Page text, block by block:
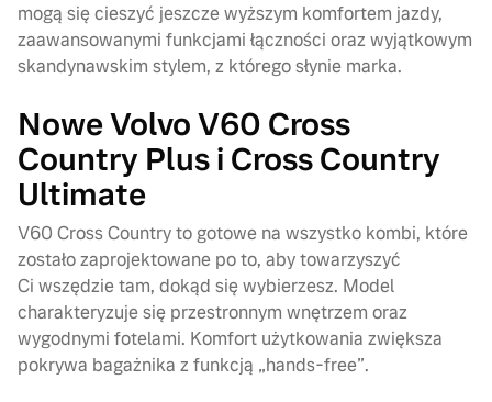
mogą się cieszyć jeszcze wyższym komfortem jazdy,
zaawansowanymi funkcjami łączności oraz wyjątkowym
skandynawskim stylem, z którego słynie marka.
Nowe Volvo V60 Cross
Country Plus i Cross Country
Ultimate
V60 Cross Country to gotowe na wszystko kombi, które
zostało zaprojektowane po to, aby towarzyszyć
Ci wszędzie tam, dokąd się wybierzesz. Model
charakteryzuje się przestronnym wnętrzem oraz
wygodnymi fotelami. Komfort użytkowania zwiększa
pokrywa bagażnika z funkcją „hands-free”.